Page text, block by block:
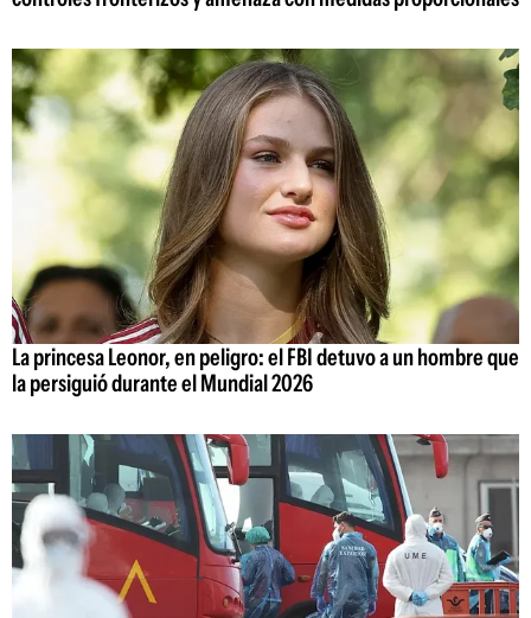
La princesa Leonor, en peligro: el FBI detuvo a un hombre que
la persiguió durante el Mundial 2026